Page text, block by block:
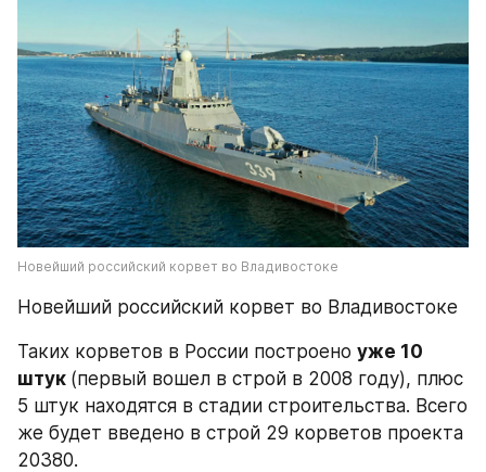
Новейший российский корвет во Владивостоке
Новейший российский корвет во Владивостоке
Таких корветов в России построено уже 10
штук (первый вошел в строй в 2008 году), плюс
5 штук находятся в стадии строительства. Всего
же будет введено в строй 29 корветов проекта
20380.